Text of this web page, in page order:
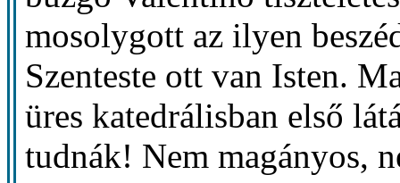
mosolygott az ilyen
Szenteste ott van Isten.
üres katedrálisban első
tudnák! Nem magányos,